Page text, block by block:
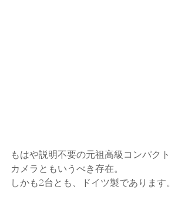
もはや説明不要の元祖高級コンパクト
カメラともいうべき存在。
しかも2台とも、ドイツ製であります。